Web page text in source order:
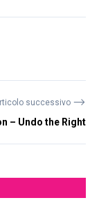
successivo ⟶
– Undo the Right